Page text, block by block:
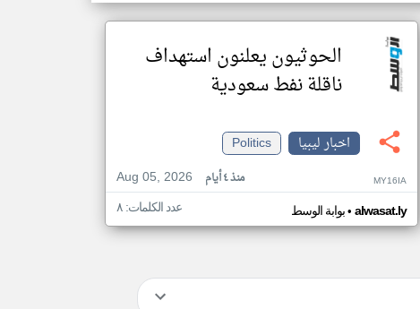
الحوثيون يعلنون استهداف
ناقلة نفط سعودية
اخبار ليبيا
Politics
Aug 05, 2026
منذ ٤ أيام MY16IA
بوابة الوسط• alwasat.ly عدد الكلمات: ٨